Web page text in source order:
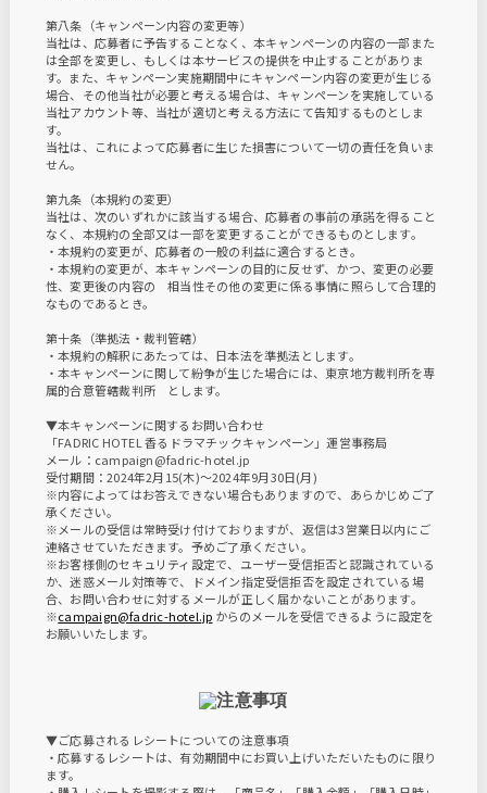
第八条（キャンペーン内容の変更等）
当社は、応募者に予告することなく、本キャンペーンの内容の一部また
は全部を変更し、もしくは本サービスの提供を中止することがありま
す。また、キャンペーン実施期間中にキャンペーン内容の変更が生じる
場合、その他当社が必要と考える場合は、キャンペーンを実施している
当社アカウント等、当社が適切と考える方法にて告知するものとしま
す。
当社は、これによって応募者に生じた損害について一切の責任を負いま
せん。
第九条（本規約の変更）
当社は、次のいずれかに該当する場合、応募者の事前の承諾を得ること
なく、本規約の全部又は一部を変更することができるものとします。
・本規約の変更が、応募者の一般の利益に適合するとき。
・本規約の変更が、本キャンペーンの目的に反せず、かつ、変更の必要
性、変更後の内容の 相当性その他の変更に係る事情に照らして合理的
なものであるとき。
第十条（準拠法・裁判管轄）
・本規約の解釈にあたっては、日本法を準拠法とします。
・本キャンペーンに関して紛争が生じた場合には、東京地方裁判所を専
属的合意管轄裁判所 とします。
▼本キャンペーンに関するお問い合わせ
「FADRIC HOTEL 香るドラマチックキャンペーン」運営事務局
メール：campaign@fadric-hotel.jp
受付期間：2024年2月15(木)〜2024年9月30日(月)
※内容によってはお答えできない場合もありますので、あらかじめご了
承ください。
※メールの受信は常時受け付けておりますが、返信は3営業日以内にご
連絡させていただきます。予めご了承ください。
※お客様側のセキュリティ設定で、ユーザー受信拒否と認識されている
か、迷惑メール対策等で、ドメイン指定受信拒否を設定されている場
合、お問い合わせに対するメールが正しく届かないことがあります。
※campaign@fadric-hotel.jp からのメールを受信できるように設定を
お願いいたします。
▼ご応募されるレシートについての注意事項
・応募するレシートは、有効期間中にお買い上げいただいたものに限り
ます。